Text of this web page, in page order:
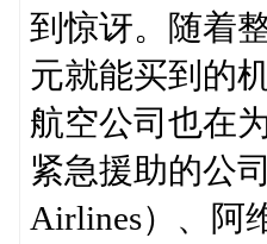
到惊讶。随着
元就能买到的
航空公司也在
紧急援助的公
Airlines）、阿